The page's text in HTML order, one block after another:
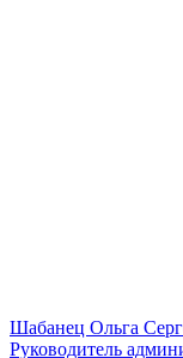
Шабанец Ольга
Руководитель